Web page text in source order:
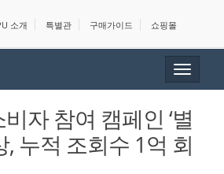
소개 특별관 구매가이드 쇼핑몰
Toggle
자 참여 캠페인 ‘별
, 누적 조회수 1억 회